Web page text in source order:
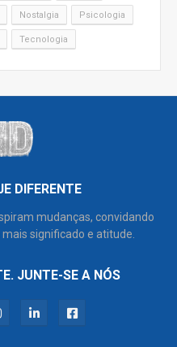
Nostalgia Psicologia
Tecnologia
DIFERENTE
mudanças, convidando
significado e atitude.
JUNTE-SE A NÓS